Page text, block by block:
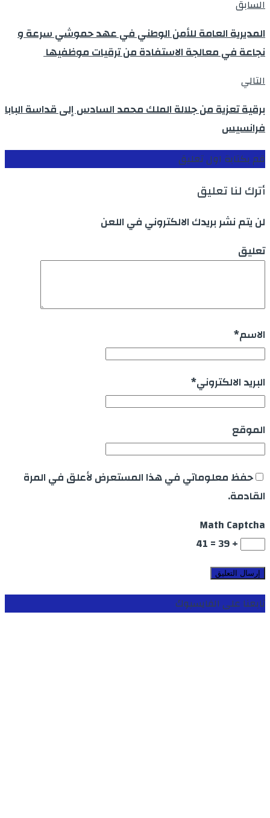
السابق
المديرية العامة للأمن الوطني في عهد حموشي سرعة و
نجاعة في معالجة الاستفادة من ترقيات موظفيها
التالي
برقية تعزية من جلالة الملك محمد السادس إلى قداسة البابا
فرانسيس
قم بكتابة اول تعليق
أترك لنا تعليق
لن يتم نشر بريدك الالكتروني في اللعن
تعليق
الاسم*
البريد الالكتروني*
الموقع
حفظ معلوماتي في هذا المستعرض لأعلق في المرة
القادمة.
Math Captcha
+ 39 = 41
تابعنا على الفايسبوك